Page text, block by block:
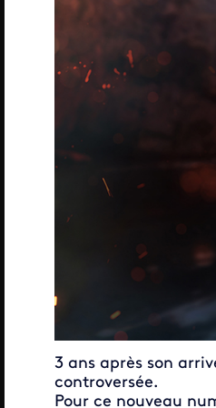
3 ans après son
controversée.
Pour ce nouveau